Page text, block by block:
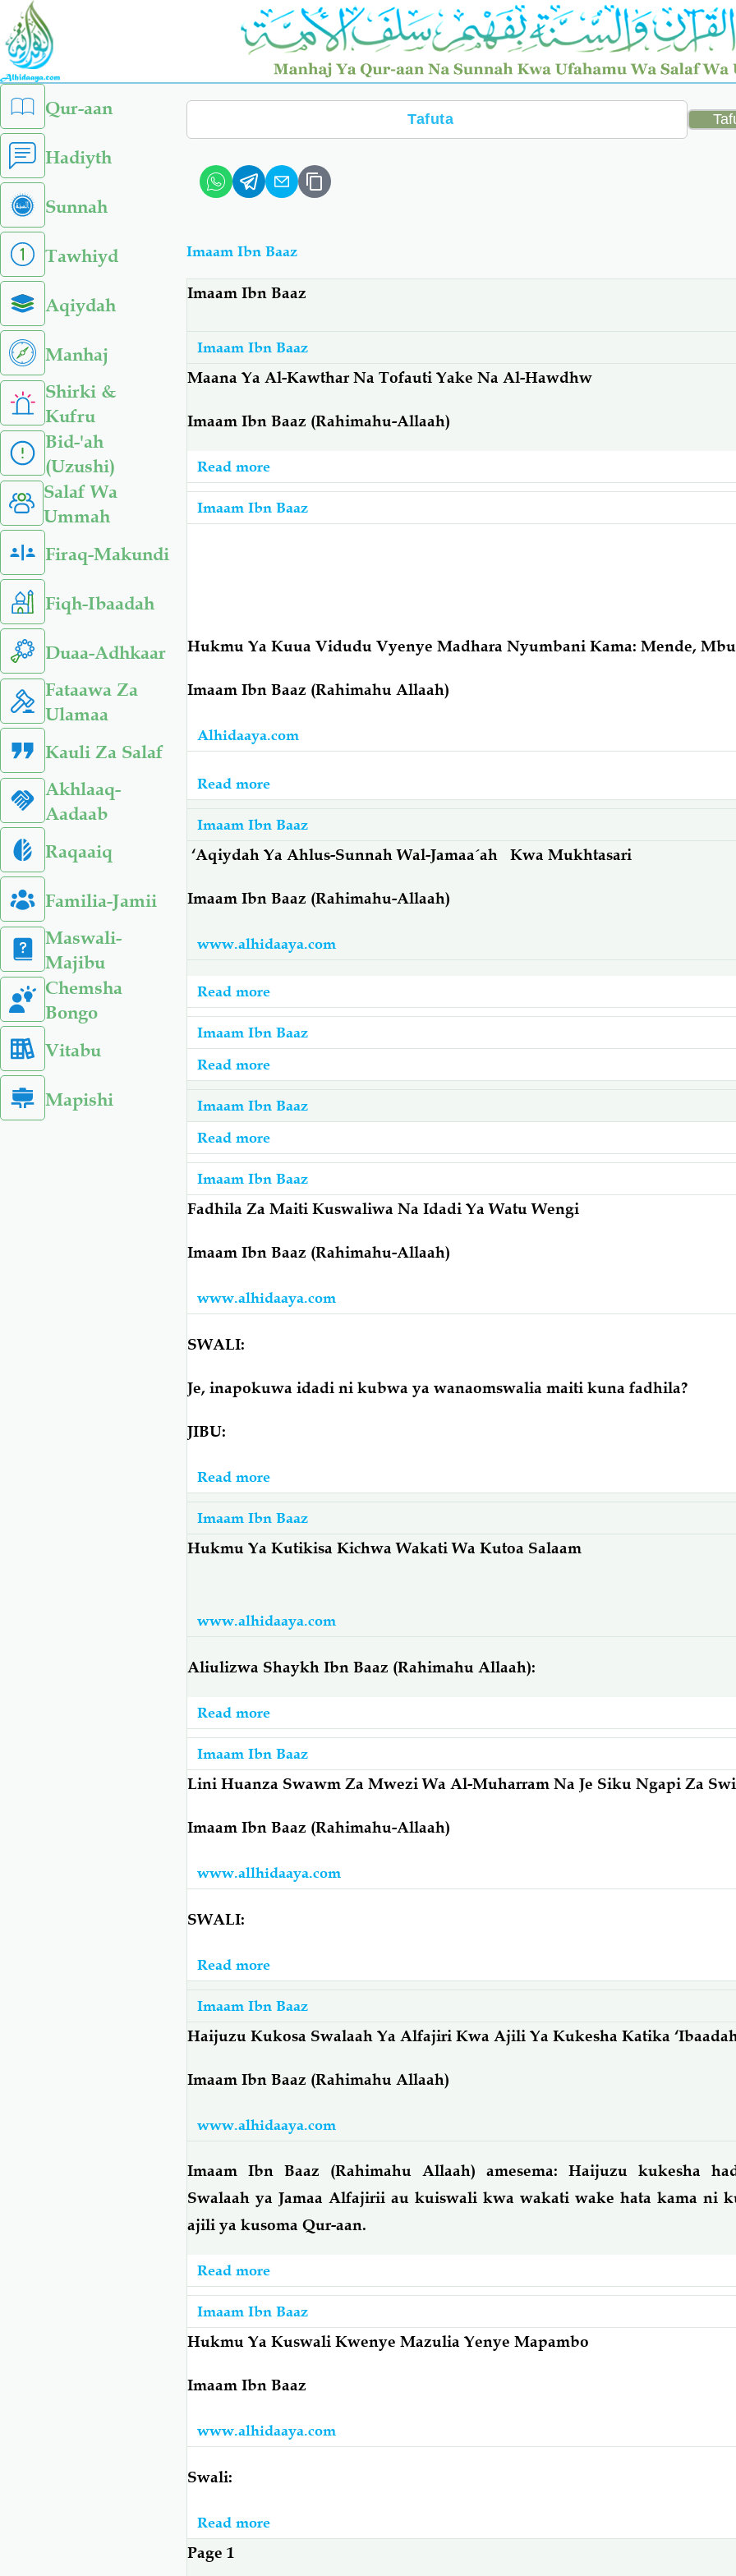
Skip
main
content
left
sidebar
menu
Qur-aan
Hadiyth
Sunnah
Tawhiyd
Aqiydah
Manhaj
Shirki &
Kufru
Bid-'ah
(Uzushi)
Salaf Wa
Ummah
Firaq-Makundi
Fiqh-Ibaadah
Duaa-Adhkaar
Fataawa Za
Ulamaa
Kauli Za Salaf
Akhlaaq-
Aadaab
Raqaaiq
Familia-Jamii
Maswali-
Majibu
Chemsha
Bongo
Vitabu
Mapishi
Search
Imaam Ibn Baaz
Imaam Ibn Baaz
Imaam Ibn Baaz
Maana Ya Al-Kawthar Na Tofauti Yake Na Al-Hawdhw
Imaam Ibn Baaz (Rahimahu-Allaah)
Read more
Imaam
Ibn
Na
Yake
Al-
Imaam Ibn Baaz
Hukmu Ya Kuua Vidudu Vyenye Madhara Nyumbani Kama: Mende,
Imaam Ibn Baaz (Rahimahu Allaah)
Alhidaaya.com
Read more
Ibn
Baaz:
Ya
Vidudu
Nyumbani
Kama:
Mbu,
Nzi...
Imaam Ibn Baaz
‘Aqiydah Ya Ahlus-Sunnah Wal-Jamaa´ah Kwa Mukhtasari
Imaam Ibn Baaz (Rahimahu-Allaah)
www.alhidaaya.com
Read more
Imaam
Ibn
Aqiydah
Ya
Sunnah
Wal-
Jamaa
Kwa
Mukhtasari
Imaam Ibn Baaz
Read more
Ibn
Maulidi:
Hukmu
Ya
Kwa
Ya
Maulidi
Imaam Ibn Baaz
Read more
Imaam
Ibn
Baaz:
Ingelikuwa
Jambo
Nabiy
Imaam Ibn Baaz
Fadhila Za Maiti Kuswaliwa Na Idadi Ya Watu Wengi
Imaam Ibn Baaz (Rahimahu-Allaah)
www.alhidaaya.com
SWALI:
Je, inapokuwa idadi ni kubwa ya wanaomswalia maiti kuna fadhila?
JIBU:
Read more
Ibn
Baaz:
Maiti
Na
Watu
Wengi
Imaam Ibn Baaz
Hukmu Ya Kutikisa Kichwa Wakati Wa Kutoa Salaam
www.alhidaaya.com
Aliulizwa Shaykh Ibn Baaz (Rahimahu Allaah):
Read more
Imaam
Ibn
Baaz:
Ya
Kichwa
Imaam Ibn Baaz
Lini Huanza Swawm Za Mwezi Wa Al-Muharram Na Je Siku Ngapi Za
Imaam Ibn Baaz (Rahimahu-Allaah)
www.allhidaaya.com
SWALI:
Read more
Ibn
Baaz:
Muharram:
Huanza
Za
Al-
Muharram
Siku
Ngapi
Za
Imaam Ibn Baaz
Haijuzu Kukosa Swalaah Ya Alfajiri Kwa Ajili Ya Kukesha Katika
Imaam Ibn Baaz (Rahimahu Allaah)
www.alhidaaya.com
Imaam Ibn Baaz (Rahimahu Allaah) amesema: Haijuzu kukesha
Swalaah ya Jamaa Alfajirii au kuiswali kwa wakati wake hata kama ni
ajili ya kusoma Qur-aan.
Read more
Imaam
Ibn
Baaz:
Kukosa
Ya
Imaam Ibn Baaz
Hukmu Ya Kuswali Kwenye Mazulia Yenye Mapambo
Imaam Ibn Baaz
www.alhidaaya.com
Swali:
Read more
Pagination
Page 1